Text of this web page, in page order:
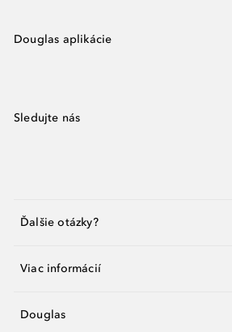
Douglas aplikácie
Sledujte nás
Ďalšie otázky?
Viac informácií
Douglas